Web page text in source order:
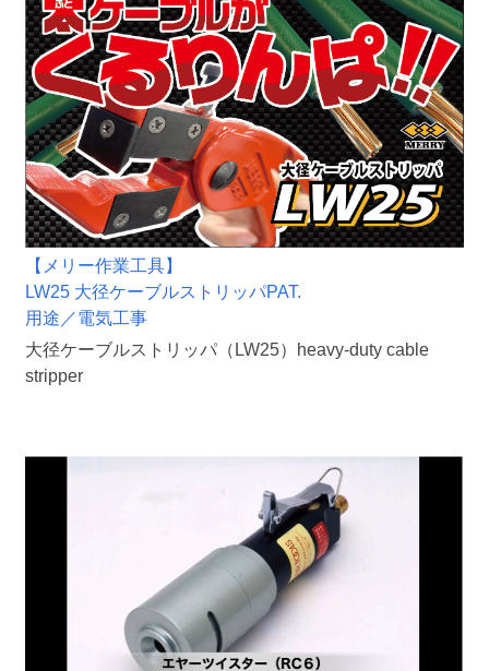
【メリー作業工具】
LW25 大径ケーブルストリッパPAT.
用途／電気工事
大径ケーブルストリッパ（LW25）heavy-duty cable
stripper